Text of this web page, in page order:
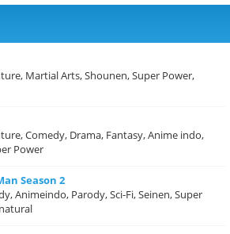
Martial Arts, Shounen, Super Power,
Comedy, Drama, Fantasy, Anime indo,
Power
Season 2
Animeindo, Parody, Sci-Fi, Seinen, Super